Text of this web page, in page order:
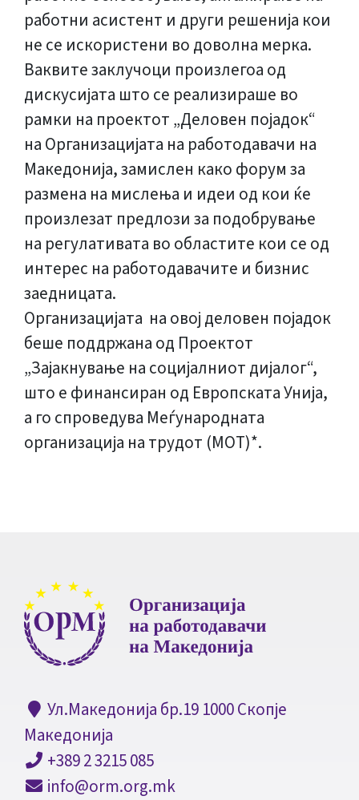
работни асистент и други решенија кои
не се искористени во доволна мерка.
Ваквите заклучоци произлегоа од
дискусијата што се реализираше во
рамки на проектот „Деловен појадок“
на Организацијата на работодавачи на
Македонија, замислен како форум за
размена на мислења и идеи од кои ќе
произлезат предлози за подобрување
на регулативата во областите кои се од
интерес на работодавачите и бизнис
заедницата.
Организацијата на овој деловен појадок
беше поддржана од Проектот
„Зајакнување на социјалниот дијалог“,
што е финансиран од Европската Унија,
а го спроведува Меѓународната
организација на трудот (МОТ)*.
Ул.Македонија бр.19 1000 Скопје
Македонија
+389 2 3215 085
info@orm.org.mk